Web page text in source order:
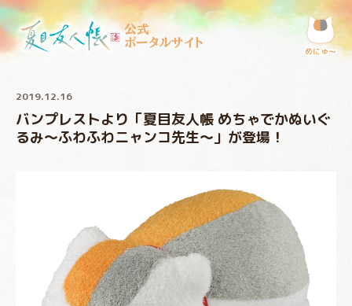
公式
ポータルサイト
めにゅ〜
2019.12.16
バンプレストより「夏目友人帳 めちゃでかぬいぐ
るみ～ふわふわニャンコ先生～」が登場！